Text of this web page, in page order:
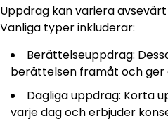
Uppdrag kan variera
Vanliga typer inkluderar:
Berättelseuppdrag:
berättelsen framåt och ger
Dagliga uppdrag: Korta
varje dag och erbjuder